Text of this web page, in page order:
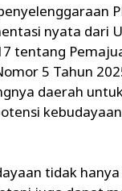
nyata dari
tentang
5 Tahun
daerah
tidak